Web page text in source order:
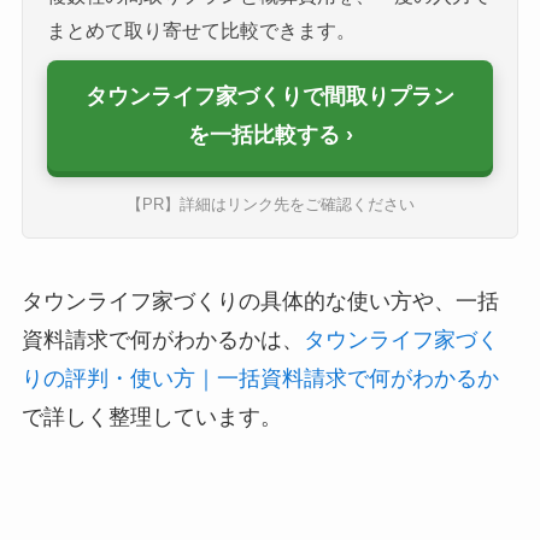
まとめて取り寄せて比較できます。
タウンライフ家づくりで間取りプラン
を一括比較する
【PR】詳細はリンク先をご確認ください
タウンライフ家づくりの具体的な使い方や、一括
資料請求で何がわかるかは、
タウンライフ家づく
りの評判・使い方｜一括資料請求で何がわかるか
で詳しく整理しています。